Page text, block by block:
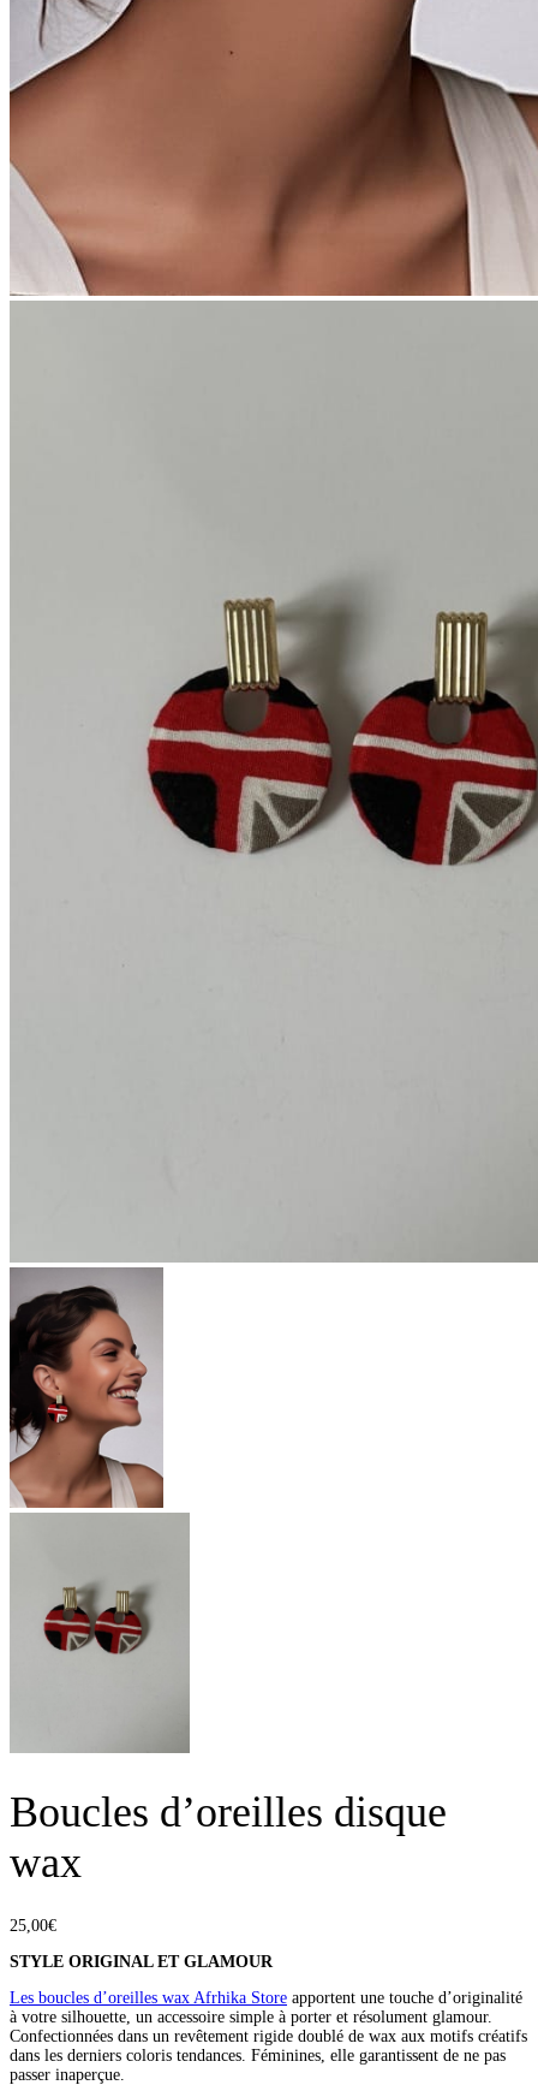
Boucles d’oreilles disque
wax
25,00€
STYLE ORIGINAL ET GLAMOUR
Les boucles d’oreilles wax Afrhika Store apportent une touche d’originalité
à votre silhouette, un accessoire simple à porter et résolument glamour.
Confectionnées dans un revêtement rigide doublé de wax aux motifs créatifs
dans les derniers coloris tendances. Féminines, elle garantissent de ne pas
passer inaperçue.